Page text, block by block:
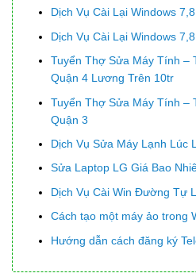
Dịch Vụ Cài Lại Windows
Dịch Vụ Cài Lại Windows
Tuyển Thợ Sửa Máy Tính –
Quận 4 Lương Trên 10tr
Tuyển Thợ Sửa Máy Tính –
Quận 3
Dịch Vụ Sửa Máy Lạnh Lúc
Sửa Laptop LG Giá Bao
Dịch Vụ Cài Win Đường Tự
Cách tạo một máy ảo trong
Hướng dẫn cách đăng ký